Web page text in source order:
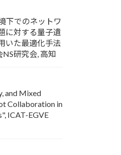
下でのネットワ
に対する量子遺
いた最適化手法
研究会, 高知
and Mixed
Collaboration in
ICAT-EGVE